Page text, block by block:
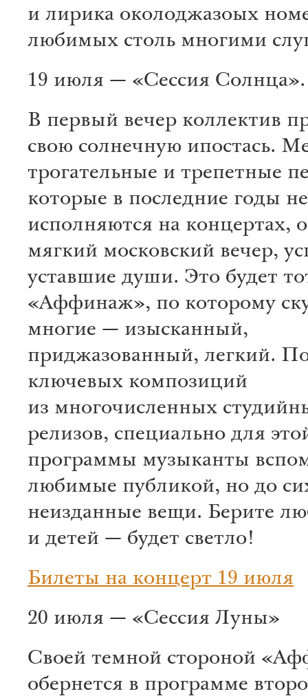
и лирика околоджазоых
любимых столь многими
19 июля — «Сессия Солнца».
В первый вечер коллектив
свою солнечную ипостась.
трогательные и трепетные
которые в последние годы
исполняются на концертах,
мягкий московский вечер,
уставшие души. Это будет
«Аффинаж», по которому
многие — изысканный,
приджазованный, легкий.
ключевых композиций
из многочисленных
релизов, специально для
программы музыканты
любимые публикой, но до
неизданные вещи. Берите
и детей — будет светло!
Билеты на концерт 19 июля
20 июля — «Сессия Луны»
Своей темной стороной
обернется в программе